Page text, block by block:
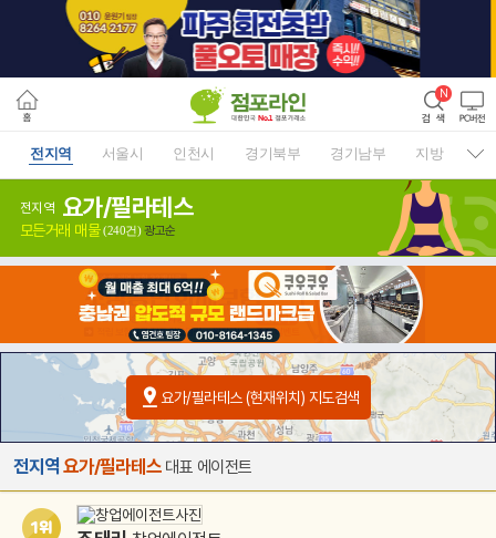
전지역 서울시 인천시 경기북부 경기남부 지방
전지역 요가/필라테스
모든거래 매물 (240건) 광고순
요가/필라테스 (현재위치) 지도검색
전지역 요가/필라테스 대표 에이전트